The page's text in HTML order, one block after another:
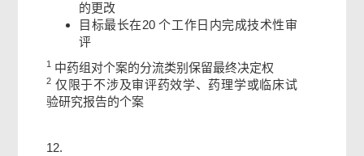
的更改
目标最长在20 个工作日内完成技术性审
评
1 中药组对个案的分流类别保留最终决定权
2 仅限于不涉及审评药效学、药理学或临床试
验研究报告的个案
12.